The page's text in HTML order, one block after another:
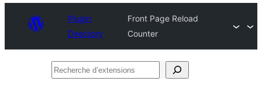
Plugin
Directory
Front Page Reload
Counter
Recherche